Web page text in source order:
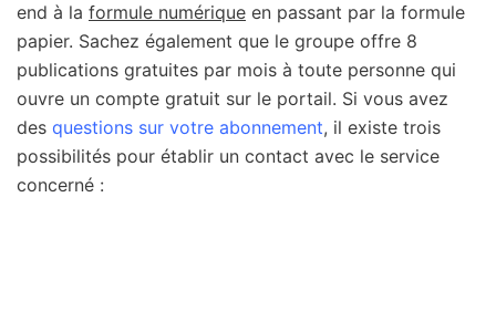
end à la formule numérique en passant par la formule
papier. Sachez également que le groupe offre 8
publications gratuites par mois à toute personne qui
ouvre un compte gratuit sur le portail. Si vous avez
des questions sur votre abonnement, il existe trois
possibilités pour établir un contact avec le service
concerné :